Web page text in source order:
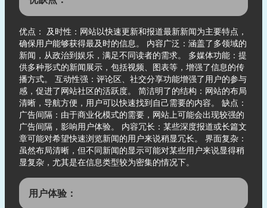
优点： 及时性：网站以快速更新和报道最新新闻为主要特点，
确保用户能够获得最及时的信息。 内容广泛：涵盖了多领域的
新闻，从政治到娱乐，满足不同读者的需求。 多媒体功能：提
供多种形式的新闻展示，包括视频、图表等，增强了信息的传
播方式。 互动性强：评论区、社交分享功能增强了用户的参与
感，促进了网站社区的活跃度。 简洁明了的结构：网站的布局
清晰，导航方便，用户可以快速找到自己需要的内容。 缺点：
广告间隔：由于商业化模式的需要，网站上可能会出现较强的
广告间隔，影响用户体验。 内容冗长：某些深度报道或长篇文
章可能对希望快速浏览新闻的用户来说稍显冗长。 界面复杂：
虽然布局清晰，但不同新闻的显示可能对某些用户来说显得稍
显复杂，尤其是在信息类型较为密集的情况下。
用户体验：